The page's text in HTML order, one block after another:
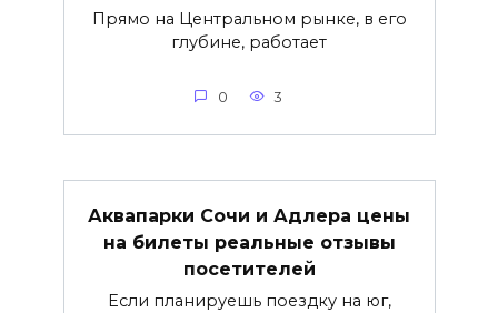
Прямо на Центральном рынке, в его
глубине, работает
0 3
Аквапарки Сочи и Адлера цены
на билеты реальные отзывы
посетителей
Если планируешь поездку на юг,